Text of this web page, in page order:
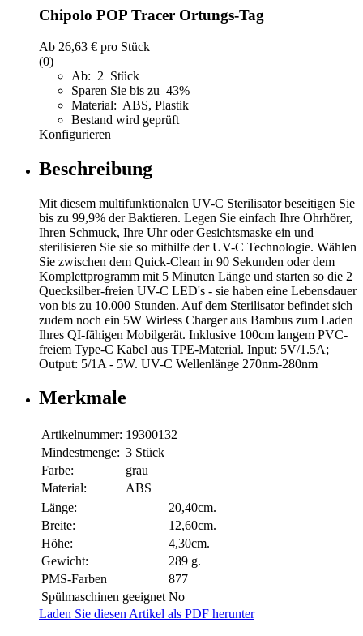
Chipolo POP Tracer Ortungs-Tag
Ab 26,63 € pro Stück
(0)
Ab: 2 Stück
Sparen Sie bis zu 43%
Material: ABS, Plastik
Bestand wird geprüft
Konfigurieren
Beschreibung
Mit diesem multifunktionalen UV-C Sterilisator beseitigen Sie
bis zu 99,9% der Baktieren. Legen Sie einfach Ihre Ohrhörer,
Ihren Schmuck, Ihre Uhr oder Gesichtsmaske ein und
sterilisieren Sie sie so mithilfe der UV-C Technologie. Wählen
Sie zwischen dem Quick-Clean in 90 Sekunden oder dem
Komplettprogramm mit 5 Minuten Länge und starten so die 2
Quecksilber-freien UV-C LED's - sie haben eine Lebensdauer
von bis zu 10.000 Stunden. Auf dem Sterilisator befindet sich
zudem noch ein 5W Wirless Charger aus Bambus zum Laden
Ihres QI-fähigen Mobilgerät. Inklusive 100cm langem PVC-
freiem Type-C Kabel aus TPE-Material. Input: 5V/1.5A;
Output: 5/1A - 5W. UV-C Wellenlänge 270nm-280nm
Merkmale
Artikelnummer: 19300132
Mindestmenge: 3 Stück
Farbe:
grau
Material:
ABS
Länge:
20,40cm.
Breite:
12,60cm.
Höhe:
4,30cm.
Gewicht:
289 g.
PMS-Farben
877
Spülmaschinen geeignet No
Laden Sie diesen Artikel als PDF herunter